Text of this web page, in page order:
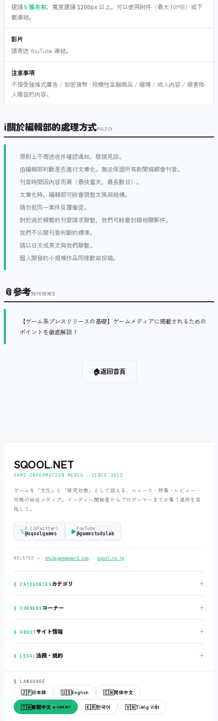
建議5 張左右，寬度建議1200px以上。可以使用附件（最大 10MB）或下
載連結。
影片
請寄送 YouTube 連結。
注意事項
不接受強推式廣告 / 加密貨幣 · 投機性金融商品 / 賭博 / 成人內容 / 侵害他
人權益的內容。
ℹ關於編輯部的處理方式POLICY
原則上不寄送收件確認通知，敬請見諒。
由編輯部判斷是否進行文章化。無法保證所有新聞稿都會刊登。
刊登時間因內容而異（最快當天，最長數日）。
文章化時，編輯部可能會調整文風與結構。
請勿就同一案件反覆催促。
對於過於頻繁的刊登請求聯繫，我們可能會封鎖相關郵件。
我們不公開刊登判斷的標準。
請以日文或英文與我們聯繫。
個人開發的小規模作品同樣歡迎投稿。
📎參考REFERENCE
【ゲーム系プレスリリースの基礎】ゲームメディアに掲載されるための
ポイントを徹底解説！
🏠返回首頁
SQOOL.NET
GAME INFORMATION MEDIA ‧ SINCE 2013
ゲームを「文化」と「研究対象」として捉える、ニュース・特集・レビュー・
攻略の総合メディア。インディー開発者からプロゲーマーまでが集う場所を目
指して。
𝕏X (旧Twitter)
@sqoolgames ▶YouTube
@gamestudylab
RELATED → shibagameaward.com ‧ sqool.co.jp
§ CATEGORIESカテゴリ ＋
§ CORNERS コーナー ＋
§ ABOUTサイト情報 ＋
§ LEGAL法務・規約 ＋
§ LANGUAGE
🇯🇵日本語 🇺🇸English 🇨🇳简体中文
🇹🇼繁體中文 ● CURRENT 🇰🇷한국어 🇻🇳Tiếng Việt